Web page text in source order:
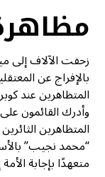
زحفت الآلاف إلى
بالإفراج عن
المتظاهرين عند
وأدرك القائمون
المتظاهرين
“محمد نجيب”
متعهدًا بإجابة